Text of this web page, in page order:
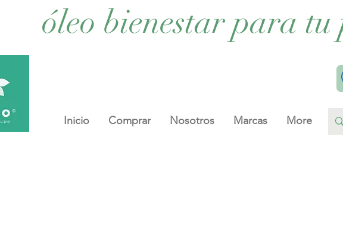
óleo bienestar para tu
Inicio Comprar Nosotros Marcas More